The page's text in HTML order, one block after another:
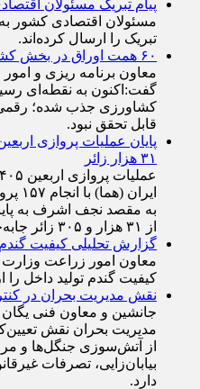
پیام تبریک مسئولان
مسئولان اقتصادی کشور
تبریک را ارسال کرده‌اند.
۶۰ همت اوراق در بخش کشاورزی جذب شد
معاون برنامه ریزی و
کشاورزی جذب شده؛
قابل تحقق نبود.
۳۱ هزار زائر
به مقصد نجف اشرف به
از ۳۱ هزار و ۳۰۵ زائر جابه‌جا شدند.
گزارش تحلیلی کیفیت گندم
معاون امور زراعت
کیفیت گندم تولید داخل را
نقش مدیریت بحران در
جانشین و معاون فنی
مدیریت بحران نقش
از آتش‌سوزی جنگل‌ها و
بیابان‌زایی، تصرفات
دارد.